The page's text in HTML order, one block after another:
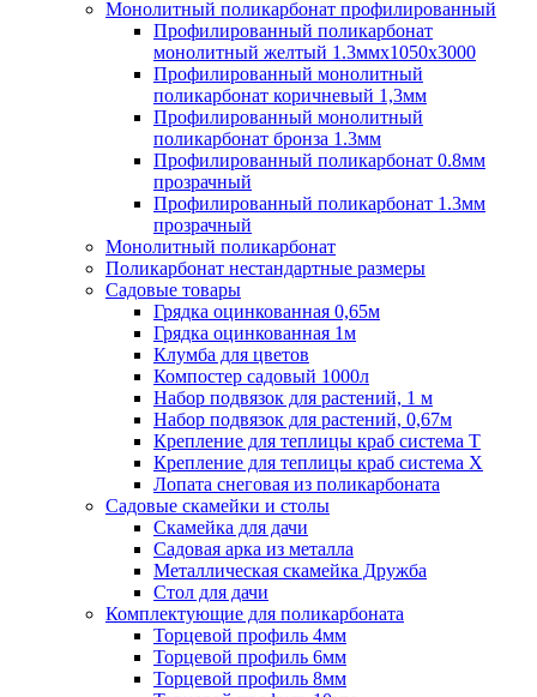
Монолитный поликарбонат профилированный
Профилированный поликарбонат
монолитный желтый 1.3ммх1050х3000
Профилированный монолитный
поликарбонат коричневый 1,3мм
Профилированный монолитный
поликарбонат бронза 1.3мм
Профилированный поликарбонат 0.8мм
прозрачный
Профилированный поликарбонат 1.3мм
прозрачный
Монолитный поликарбонат
Поликарбонат нестандартные размеры
Садовые товары
Грядка оцинкованная 0,65м
Грядка оцинкованная 1м
Клумба для цветов
Компостер садовый 1000л
Набор подвязок для растений, 1 м
Набор подвязок для растений, 0,67м
Крепление для теплицы краб система Т
Крепление для теплицы краб система Х
Лопата снеговая из поликарбоната
Садовые скамейки и столы
Скамейка для дачи
Садовая арка из металла
Металлическая скамейка Дружба
Стол для дачи
Комплектующие для поликарбоната
Торцевой профиль 4мм
Торцевой профиль 6мм
Торцевой профиль 8мм